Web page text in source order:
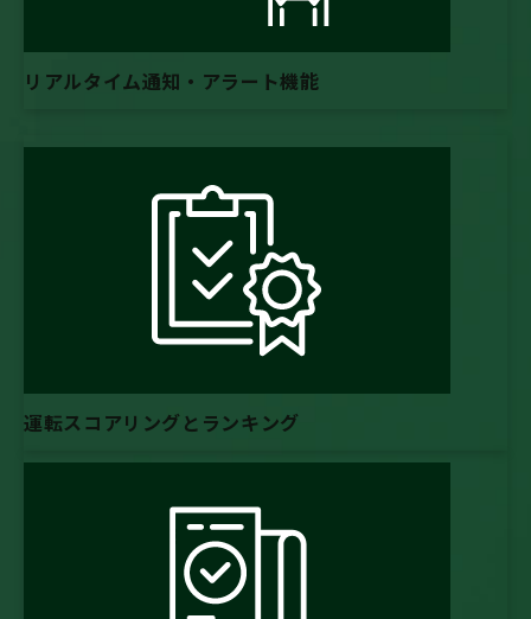
リアルタイム通知・アラート機能
運転スコアリングとランキング